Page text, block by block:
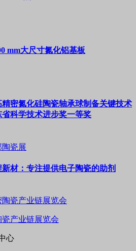
mm大尺寸氮化铝基板
密氮化硅陶瓷轴承球制备关键技术
科学技术进步奖一等奖
陶瓷展
新材：专注提供电子陶瓷的助剂
产业链展览会
心